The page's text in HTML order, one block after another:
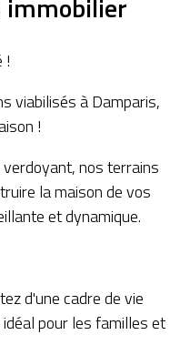
!
viabilisés à Damparis,
!
nos terrains
la maison de vos
et dynamique.
d'une cadre de vie
pour les familles et